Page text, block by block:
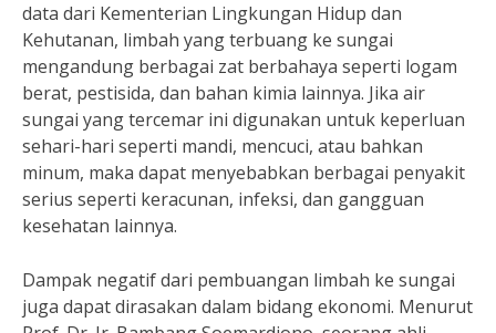
data dari Kementerian Lingkungan Hidup dan
Kehutanan, limbah yang terbuang ke sungai
mengandung berbagai zat berbahaya seperti logam
berat, pestisida, dan bahan kimia lainnya. Jika air
sungai yang tercemar ini digunakan untuk keperluan
sehari-hari seperti mandi, mencuci, atau bahkan
minum, maka dapat menyebabkan berbagai penyakit
serius seperti keracunan, infeksi, dan gangguan
kesehatan lainnya.
Dampak negatif dari pembuangan limbah ke sungai
juga dapat dirasakan dalam bidang ekonomi. Menurut